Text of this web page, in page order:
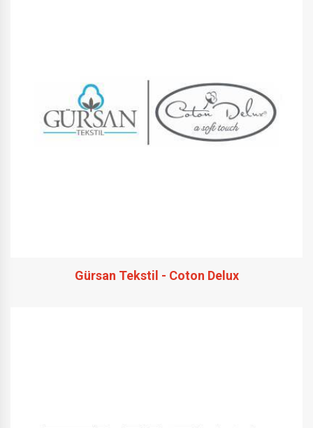
Gürsan Tekstil - Coton Delux